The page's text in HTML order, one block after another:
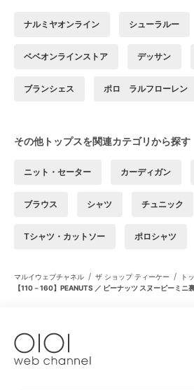
ナルミヤオンライン シューラルー
ベベオンラインストア デッサン
ブランシェス ポロ ラルフローレン
その他トップスを関連カテゴリから探す
ニット・セーター カーディガン
ブラウス シャツ チュニック
Tシャツ・カットソー ポロシャツ
マルイウェブチャネル / ザ ショップ ティーケー / ト
【110－160】PEANUTS ／ ピーナッツ スヌーピーミニ